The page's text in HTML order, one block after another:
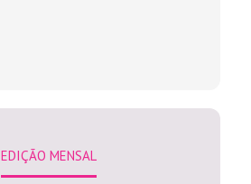
EDIÇÃO MENSAL